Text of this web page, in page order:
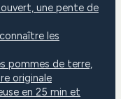
une pente de
les
pommes de terre,
originale
en 25 min et